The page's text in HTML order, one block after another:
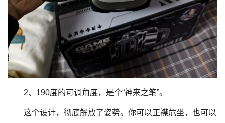
2、190度的可调角度，是个“神来之笔”。
这个设计，彻底解放了姿势。你可以正襟危坐，也可以